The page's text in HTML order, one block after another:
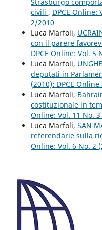
civili , DPCE Online:
2/2010
Luca Marfoli,
con il parere
DPCE Online: Vol. 5
Luca Marfoli,
deputati in
(2010): DPCE
Luca Marfoli,
costituzionale in
Online: Vol. 11 No.
Luca Marfoli, SAN
referendarie sulla
Online: Vol. 6 No. 2